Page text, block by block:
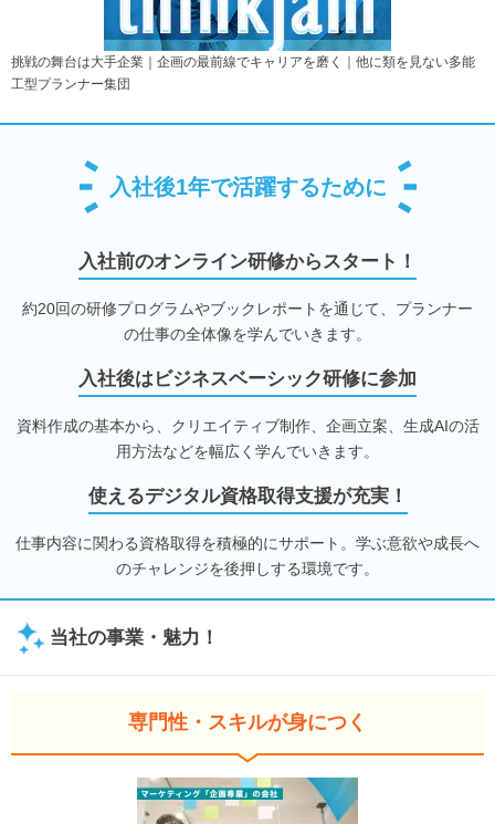
挑戦の舞台は大手企業｜企画の最前線でキャリアを磨く｜他に類を見ない多能
工型プランナー集団
入社後1年で活躍するために
入社前のオンライン研修からスタート！
約20回の研修プログラムやブックレポートを通じて、プランナー
の仕事の全体像を学んでいきます。
入社後はビジネスベーシック研修に参加
資料作成の基本から、クリエイティブ制作、企画立案、生成AIの活
用方法などを幅広く学んでいきます。
使えるデジタル資格取得支援が充実！
仕事内容に関わる資格取得を積極的にサポート。学ぶ意欲や成長へ
のチャレンジを後押しする環境です。
当社の事業・魅力！
専門性・スキルが身につく